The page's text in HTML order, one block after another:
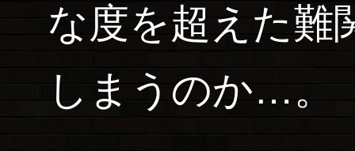
な度を超えた難
しまうのか…。